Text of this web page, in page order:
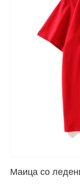
Маица со